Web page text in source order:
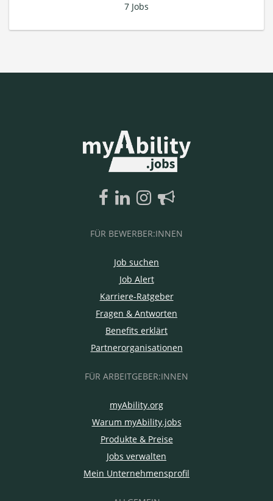
7 Jobs
FÜR BEWERBER:INNEN
Job suchen
Job Alert
Karriere-Ratgeber
Fragen & Antworten
Benefits erklärt
Partnerorganisationen
FÜR ARBEITGEBER:INNEN
myAbility.org
Warum myAbility.jobs
Produkte & Preise
Jobs verwalten
Mein Unternehmensprofil